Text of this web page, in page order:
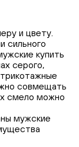
и цвету.
сильного
купить
серого,
совмещать
смело можно
мужские